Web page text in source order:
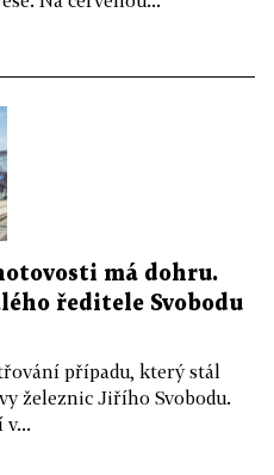
má dohru.
ředitele Svobodu
případu, který stál
železnic Jiřího Svobodu.